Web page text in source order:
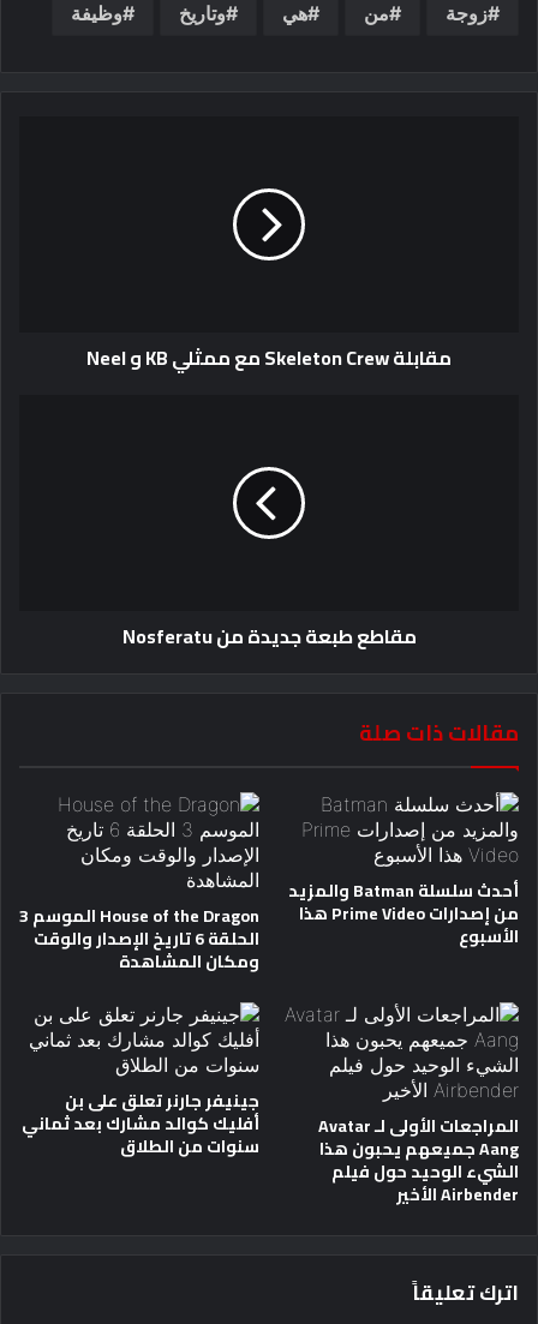
زوجة من هي وتاريخ وظيفة
مقابلة Skeleton Crew مع ممثلي KB و Neel
مقاطع طبعة جديدة من Nosferatu
مقالات ذات صلة
أحدث سلسلة Batman والمزيد
من إصدارات Prime Video هذا
الأسبوع
House of the Dragon الموسم 3
الحلقة 6 تاريخ الإصدار والوقت
ومكان المشاهدة
المراجعات الأولى لـ Avatar
Aang جميعهم يحبون هذا
الشيء الوحيد حول فيلم
Airbender الأخير
جينيفر جارنر تعلق على بن
أفليك كوالد مشارك بعد ثماني
سنوات من الطلاق
اترك تعليقاً